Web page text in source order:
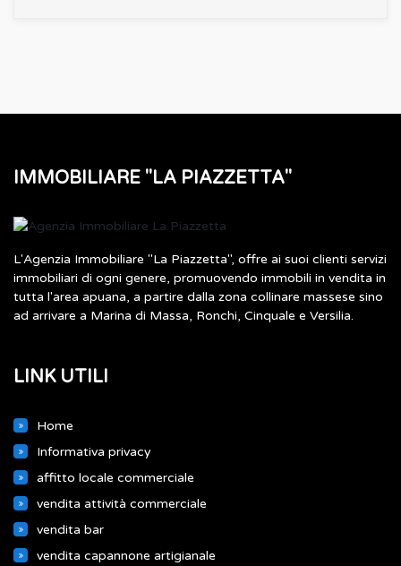
IMMOBILIARE "LA PIAZZETTA"
L'Agenzia Immobiliare "La Piazzetta", offre ai suoi clienti servizi
immobiliari di ogni genere, promuovendo immobili in vendita in
tutta l'area apuana, a partire dalla zona collinare massese sino
ad arrivare a Marina di Massa, Ronchi, Cinquale e Versilia.
LINK UTILI
Home
Informativa privacy
affitto locale commerciale
vendita attività commerciale
vendita bar
vendita capannone artigianale